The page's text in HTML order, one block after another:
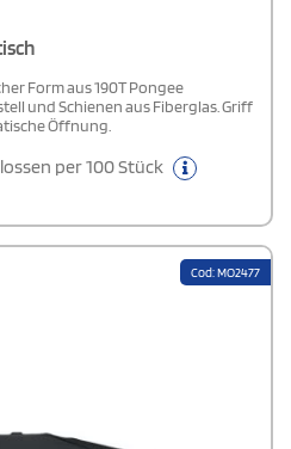
Form aus 190T Pongee
und Schienen aus Fiberglas. Griff
Öffnung.
per 100 Stück
Cod: MO2477